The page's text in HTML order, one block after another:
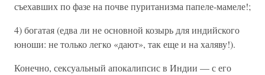
съехавших по фазе на почве пуританизма папеле-мамеле!;
4) богатая (едва ли не основной козырь для индийского
юноши: не только легко «дают», так еще и на халяву!).
Конечно, сексуальный апокалипсис в Индии — с его